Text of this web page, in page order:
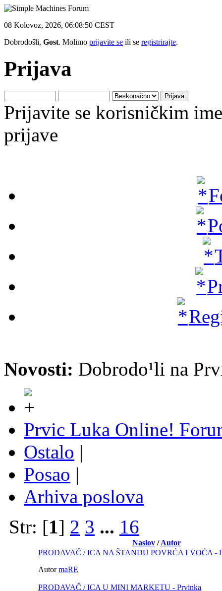
08 Kolovoz, 2026, 06:08:50 CEST
Dobrodošli, Gost. Molimo prijavite se ili se registrirajte.
Prijava
Prijavite se korisničkim
prijave
Novosti: Dobrodo¹li na
Prvic Luka Online!
Ostalo |
Posao |
Arhiva poslova
Str: [1] 2 3 ... 16
Naslov/Autor
PRODAVAČ / ICA NA ŠTANDU POVRĆA I VOĆA -
AutormaRE
PRODAVAČ / ICA U MINI MARKETU - Prvinka